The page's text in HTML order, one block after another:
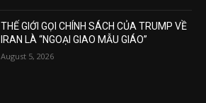
THẾ GIỚI GỌI CHÍNH SÁCH CỦA TRUMP VỀ
IRAN LÀ “NGOẠI GIAO MẪU GIÁO”
August 5, 2026